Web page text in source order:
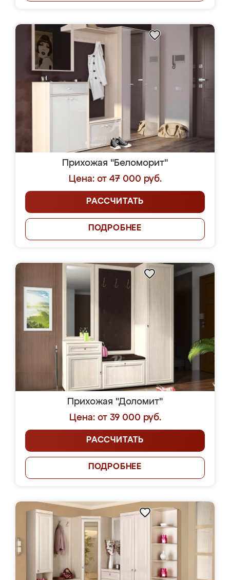
Прихожая "Беломорит"
Цена: от 47 000 руб.
РАССЧИТАТЬ
ПОДРОБНЕЕ
Прихожая "Доломит"
Цена: от 39 000 руб.
РАССЧИТАТЬ
ПОДРОБНЕЕ